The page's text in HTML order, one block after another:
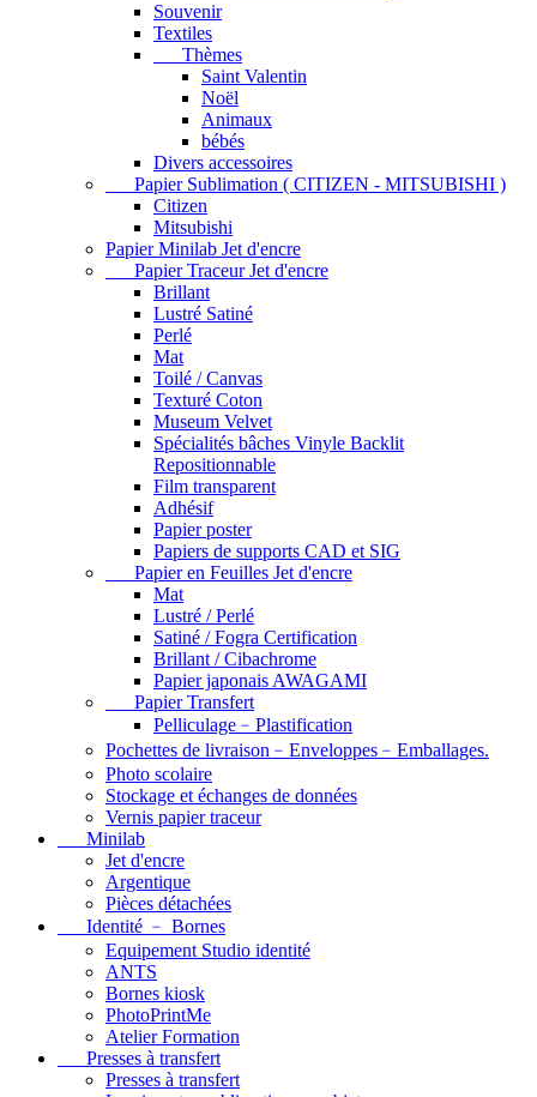
Souvenir
Textiles
Thèmes
Saint Valentin
Noël
Animaux
bébés
Divers accessoires
Papier Sublimation ( CITIZEN - MITSUBISHI )
Citizen
Mitsubishi
Papier Minilab Jet d'encre
Papier Traceur Jet d'encre
Brillant
Lustré Satiné
Perlé
Mat
Toilé / Canvas
Texturé Coton
Museum Velvet
Spécialités bâches Vinyle Backlit
Repositionnable
Film transparent
Adhésif
Papier poster
Papiers de supports CAD et SIG
Papier en Feuilles Jet d'encre
Mat
Lustré / Perlé
Satiné / Fogra Certification
Brillant / Cibachrome
Papier japonais AWAGAMI
Papier Transfert
Pelliculage﹣Plastification
Pochettes de livraison﹣Enveloppes﹣Emballages.
Photo scolaire
Stockage et échanges de données
Vernis papier traceur
Minilab
Jet d'encre
Argentique
Pièces détachées
Identité ﹣ Bornes
Equipement Studio identité
ANTS
Bornes kiosk
PhotoPrintMe
Atelier Formation
Presses à transfert
Presses à transfert